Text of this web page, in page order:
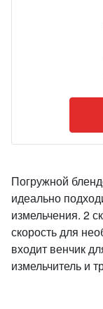
Погружной
идеально
измельчения. 2
скорость для
входит венчик
измельчитель и